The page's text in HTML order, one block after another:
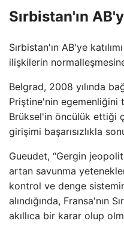
Sırbistan'ın
Sırbistan'ın AB'ye
ilişkilerin
Belgrad, 2008 yılında
Priştine'nin egemenliğini
Brüksel'in öncülük ettiği
girişimi başarısızlıkla
Gueudet, “Gergin
artan savunma
kontrol ve denge
alındığında, Fransa'nın
akıllıca bir karar olup